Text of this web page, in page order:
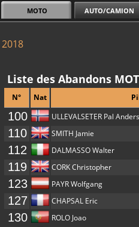
MOTO AUTO/CAMION
2018
Liste des Abandons
N° Nat
100 ULLEVALSETER Pal Anders
110 SMITH Jamie
112 DALMASSO Walter
119 CORK Christopher
123 PAYR Wolfgang
127 CHAPSAL Eric
130 ROLO Joao